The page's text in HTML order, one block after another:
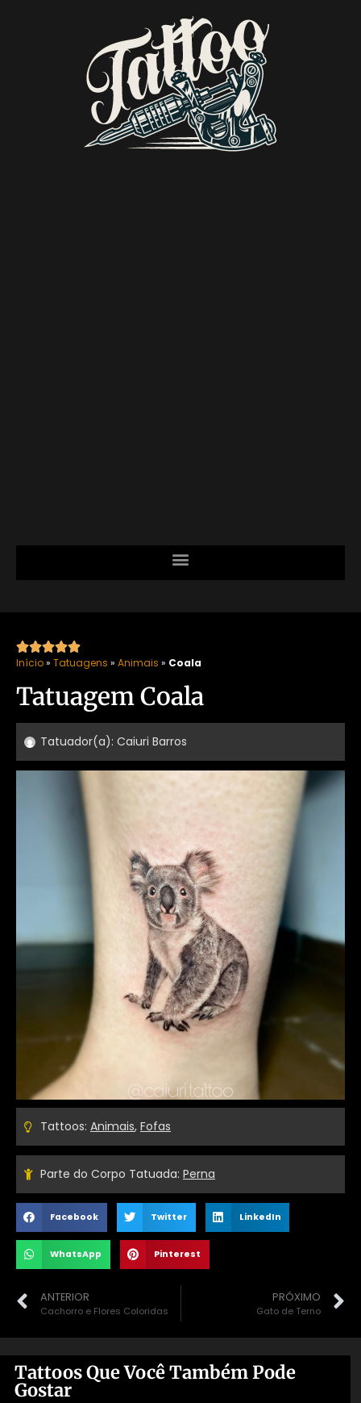

Início» Tatuagens » Animais » Coala
Tatuagem Coala
Tatuador(a): Caiuri Barros
Tattoos: Animais, Fofas
Parte do Corpo Tatuada: Perna
Facebook Twitter LinkedIn
WhatsApp Pinterest
ANTERIOR
Cachorro e Flores Coloridas
PRÓXIMO
Gato de Terno
Tattoos Que Você Também Pode
Gostar